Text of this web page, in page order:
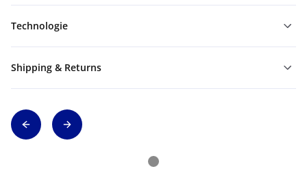
Technologie
Shipping & Returns